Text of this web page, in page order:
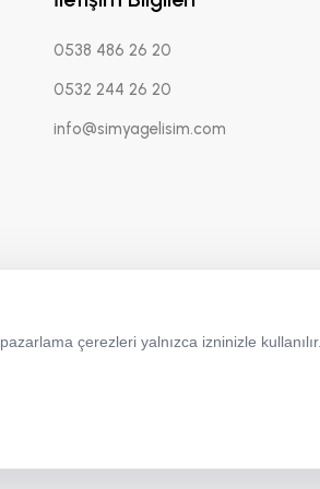
0538 486 26 20
0532 244 26 20
info@simyagelisim.com
çerezleri yalnızca izninizle kullanılır.